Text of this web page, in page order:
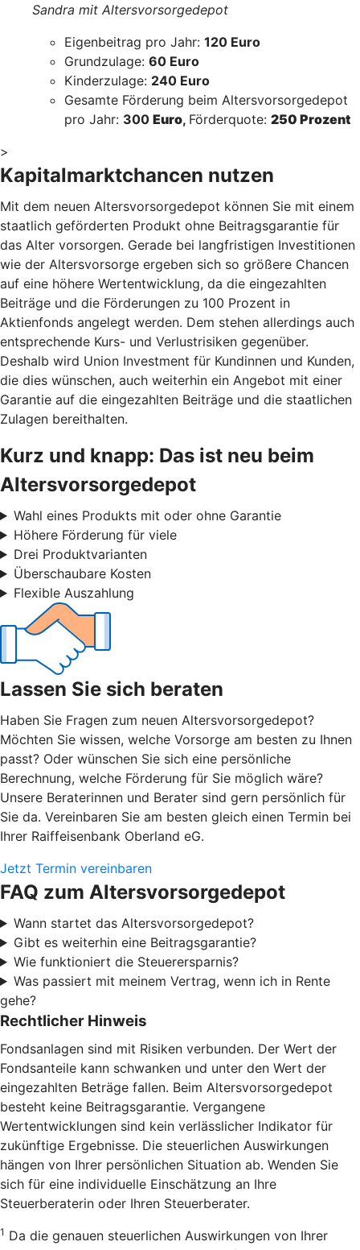
Sandra mit Altersvorsorgedepot
Eigenbeitrag pro Jahr: 120 Euro
Grundzulage: 60 Euro
Kinderzulage: 240 Euro
Gesamte Förderung beim Altersvorsorgedepot
pro Jahr: 300 Euro, Förderquote: 250 Prozent
>
Kapitalmarktchancen nutzen
Mit dem neuen Altersvorsorgedepot können Sie mit einem
staatlich geförderten Produkt ohne Beitragsgarantie für
das Alter vorsorgen. Gerade bei langfristigen Investitionen
wie der Altersvorsorge ergeben sich so größere Chancen
auf eine höhere Wertentwicklung, da die eingezahlten
Beiträge und die Förderungen zu 100 Prozent in
Aktienfonds angelegt werden. Dem stehen allerdings auch
entsprechende Kurs- und Verlustrisiken gegenüber.
Deshalb wird Union Investment für Kundinnen und Kunden,
die dies wünschen, auch weiterhin ein Angebot mit einer
Garantie auf die eingezahlten Beiträge und die staatlichen
Zulagen bereithalten.
Kurz und knapp: Das ist neu beim
Altersvorsorgedepot
Wahl eines Produkts mit oder ohne Garantie
Höhere Förderung für viele
Drei Produktvarianten
Überschaubare Kosten
Flexible Auszahlung
Lassen Sie sich beraten
Haben Sie Fragen zum neuen Altersvorsorgedepot?
Möchten Sie wissen, welche Vorsorge am besten zu Ihnen
passt? Oder wünschen Sie sich eine persönliche
Berechnung, welche Förderung für Sie möglich wäre?
Unsere Beraterinnen und Berater sind gern persönlich für
Sie da. Vereinbaren Sie am besten gleich einen Termin bei
Ihrer Raiffeisenbank Oberland eG.
Jetzt Termin vereinbaren
FAQ zum Altersvorsorgedepot
Wann startet das Altersvorsorgedepot?
Gibt es weiterhin eine Beitragsgarantie?
Wie funktioniert die Steuerersparnis?
Was passiert mit meinem Vertrag, wenn ich in Rente
gehe?
Rechtlicher Hinweis
Fondsanlagen sind mit Risiken verbunden. Der Wert der
Fondsanteile kann schwanken und unter den Wert der
eingezahlten Beträge fallen. Beim Altersvorsorgedepot
besteht keine Beitragsgarantie. Vergangene
Wertentwicklungen sind kein verlässlicher Indikator für
zukünftige Ergebnisse. Die steuerlichen Auswirkungen
hängen von Ihrer persönlichen Situation ab. Wenden Sie
sich für eine individuelle Einschätzung an Ihre
Steuerberaterin oder Ihren Steuerberater.
1 Da die genauen steuerlichen Auswirkungen von Ihrer